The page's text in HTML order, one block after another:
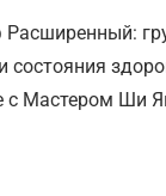
состояния
с Мастером Ши